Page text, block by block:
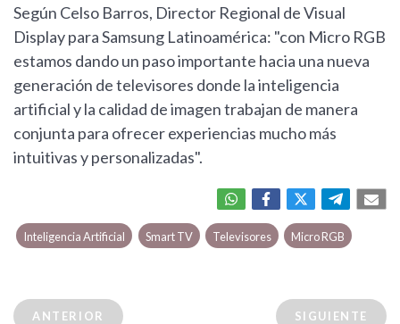
Según Celso Barros, Director Regional de Visual
Display para Samsung Latinoamérica: "con Micro RGB
estamos dando un paso importante hacia una nueva
generación de televisores donde la inteligencia
artificial y la calidad de imagen trabajan de manera
conjunta para ofrecer experiencias mucho más
intuitivas y personalizadas".
Inteligencia Artificial Smart TV Televisores Micro RGB
ANTERIOR SIGUIENTE